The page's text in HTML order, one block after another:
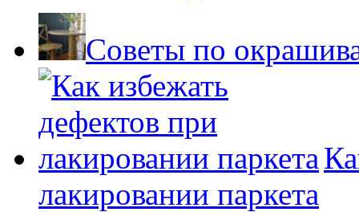
Советы по
лакировании паркета